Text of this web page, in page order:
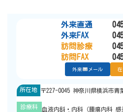
外来直通 045-
外来FAX
訪問診療 045-
訪問FAX
外来 メール
所在地 〒227-0045 神奈川県横浜市青
診療科
血液内科・内科（腫瘍内科